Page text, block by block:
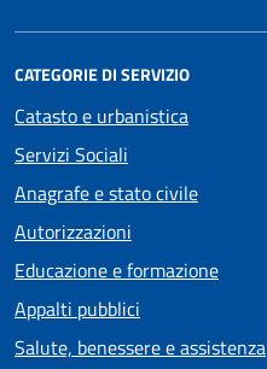
CATEGORIE DI SERVIZIO
Catasto e urbanistica
Servizi Sociali
Anagrafe e stato civile
Autorizzazioni
Educazione e formazione
Appalti pubblici
Salute, benessere e assistenza